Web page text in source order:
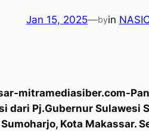
Jan 15, 2025—byin
mitramediasiber.com-
dari Pj.Gubernur Sulawesi
Kota Makassar.